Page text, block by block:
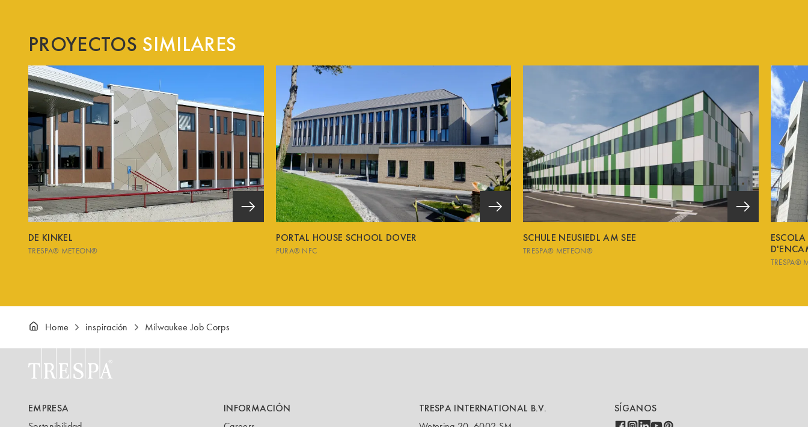
PROYECTOS SIMILARES
DE KINKEL
TRESPA® METEON®
PORTAL HOUSE SCHOOL DOVER
PURA® NFC
SCHULE NEUSIEDL AM SEE
TRESPA® METEON®
TRESPA®
Home inspiración Milwaukee Job Corps
SÍGANOS
EMPRESA INFORMACIÓN TRESPA INTERNATIONAL B.V.